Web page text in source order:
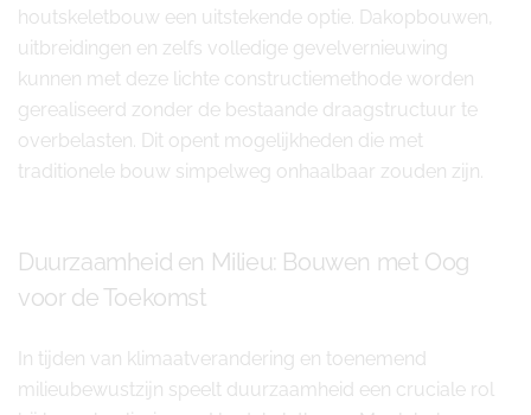
houtskeletbouw een uitstekende optie. Dakopbouwen,
uitbreidingen en zelfs volledige gevelvernieuwing
kunnen met deze lichte constructiemethode worden
gerealiseerd zonder de bestaande draagstructuur te
overbelasten. Dit opent mogelijkheden die met
traditionele bouw simpelweg onhaalbaar zouden zijn.
Duurzaamheid en Milieu: Bouwen met Oog
voor de Toekomst
In tijden van klimaatverandering en toenemend
milieubewustzijn speelt duurzaamheid een cruciale rol